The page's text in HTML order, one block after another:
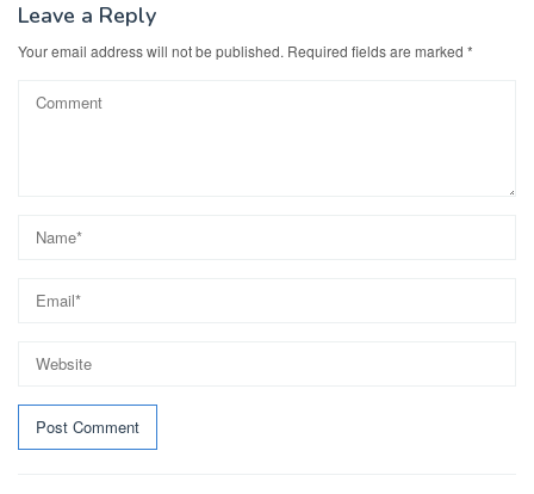
Leave a Reply
Your email address will not be published. Required fields are marked *